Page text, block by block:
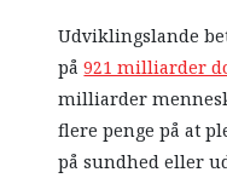
Udviklingslande
på921 milliarder
milliarder
flere penge på at
på sundhed eller